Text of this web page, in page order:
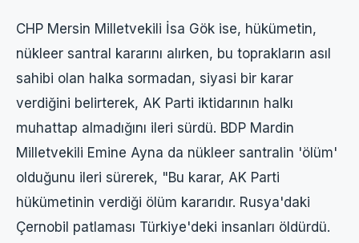
CHP Mersin Milletvekili İsa Gök ise, hükümetin,
nükleer santral kararını alırken, bu toprakların asıl
sahibi olan halka sormadan, siyasi bir karar
verdiğini belirterek, AK Parti iktidarının halkı
muhattap almadığını ileri sürdü. BDP Mardin
Milletvekili Emine Ayna da nükleer santralin 'ölüm'
olduğunu ileri sürerek, "Bu karar, AK Parti
hükümetinin verdiği ölüm kararıdır. Rusya'daki
Çernobil patlaması Türkiye'deki insanları öldürdü.